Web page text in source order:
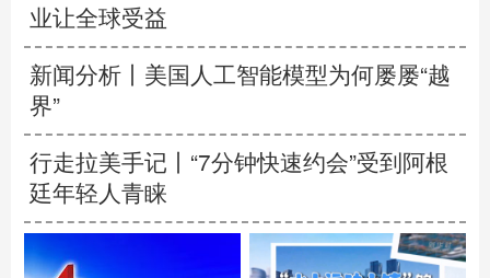
业让全球受益
新闻分析丨美国人工智能模型为何屡屡“越
界”
行走拉美手记丨“7分钟快速约会”受到阿根
廷年轻人青睐